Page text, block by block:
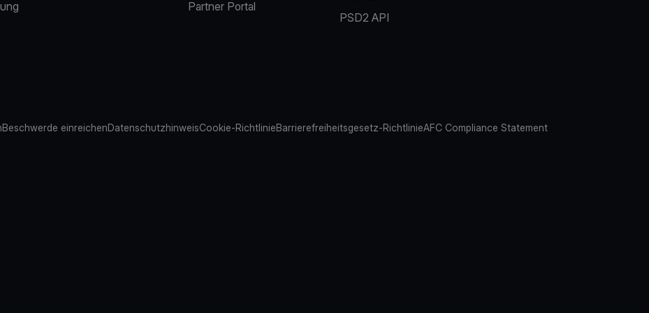
Partner Portal
PSD2 API
Beschwerde einreichenDatenschutzhinweisCookie-RichtlinieBarrierefreiheitsgesetz-RichtlinieAFC Compliance Statement